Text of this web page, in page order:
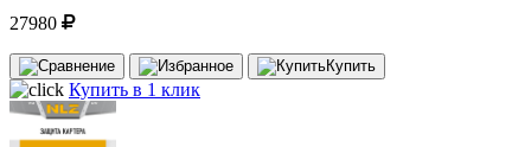
27980
Купить
Купить в 1 клик